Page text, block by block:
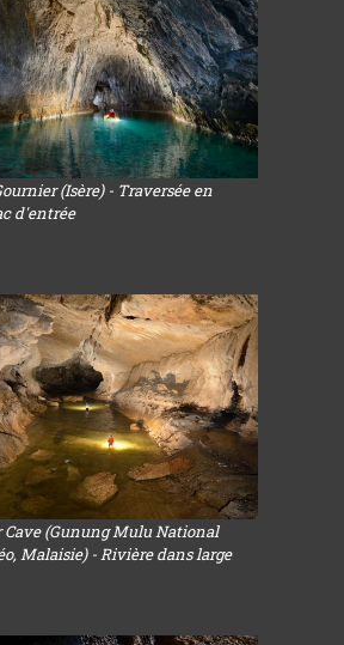
(Isère) - Traversée en
d'entrée
Cave (Gunung Mulu National
Malaisie) - Rivière dans large